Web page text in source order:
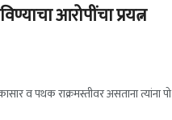
आरोपींचा प्रयत्न
व पथक राक्रमस्तीवर असताना त्यांना पो